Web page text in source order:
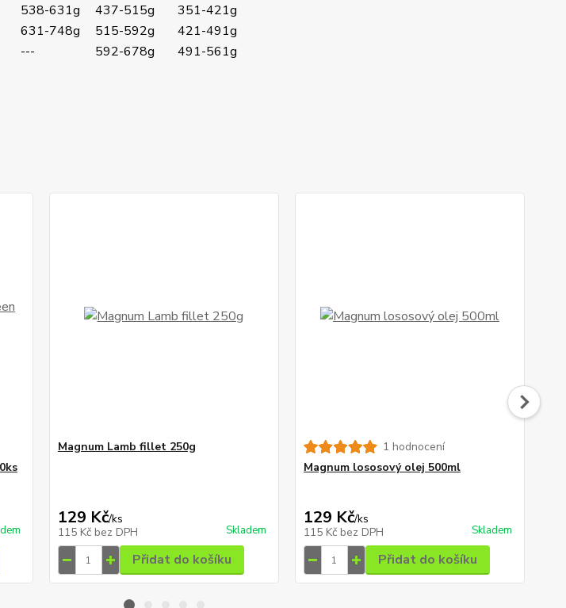
538-631g 437-515g
351-421g
631-748g 515-592g
421-491g
--- 592-678g 491-561g
Magnum Lamb fillet 250g
129 Kč/ks
115 Kč bez DPH Skladem
Přidat do košíku
1 hodnocení
Magnum lososový olej 500ml
129 Kč/ks
115 Kč bez DPH Skladem
Přidat do košíku